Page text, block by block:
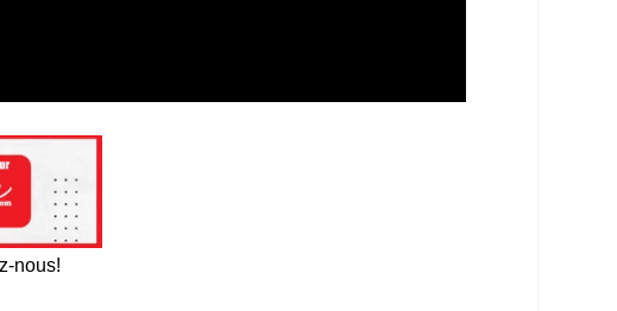
nous!